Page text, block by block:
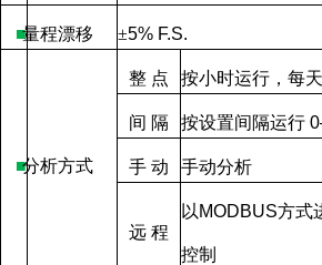
■量程漂移 ±5% F.S.
■分析方式
整 点 按小时运行，每
间 隔 按设置间隔运行
手 动 手动分析
远 程
以 MODBUS方式
控制